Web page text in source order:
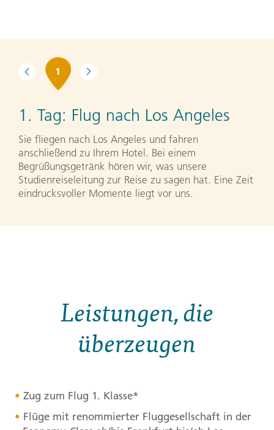
1
1. Tag: Flug nach Los Angeles
Sie fliegen nach Los Angeles und fahren
anschließend zu Ihrem Hotel. Bei einem
Begrüßungsgetränk hören wir, was unsere
Studienreiseleitung zur Reise zu sagen hat. Eine Zeit
eindrucksvoller Momente liegt vor uns.
Leistungen, die
überzeugen
Zug zum Flug 1. Klasse*
Flüge mit renommierter Fluggesellschaft in der